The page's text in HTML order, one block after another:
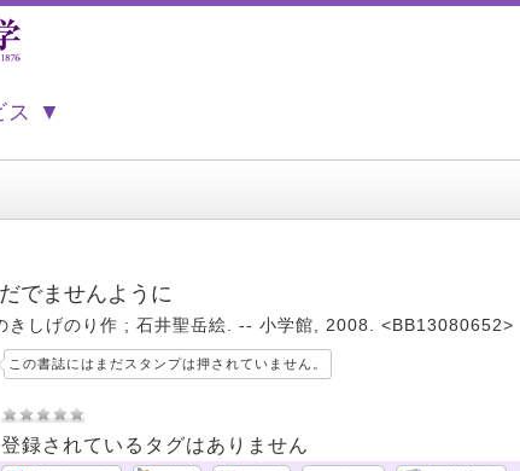
ス ▼
でませんように
きしげのり作 ; 石井聖岳絵. -- 小学館, 2008. <BB13080652>
この書誌にはまだスタンプは押されていません。
登録されているタグはありません